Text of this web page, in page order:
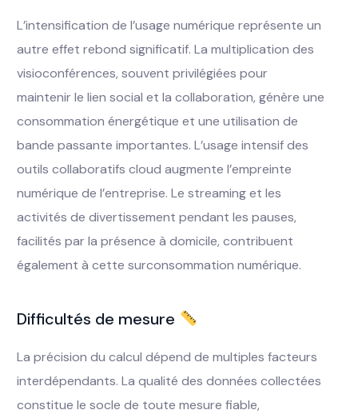
L’intensification de l’usage numérique représente un
autre effet rebond significatif. La multiplication des
visioconférences, souvent privilégiées pour
maintenir le lien social et la collaboration, génère une
consommation énergétique et une utilisation de
bande passante importantes. L’usage intensif des
outils collaboratifs cloud augmente l’empreinte
numérique de l’entreprise. Le streaming et les
activités de divertissement pendant les pauses,
facilités par la présence à domicile, contribuent
également à cette surconsommation numérique.
Difficultés de mesure
La précision du calcul dépend de multiples facteurs
interdépendants. La qualité des données collectées
constitue le socle de toute mesure fiable,